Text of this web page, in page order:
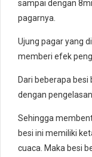
sampai dengan
pagarnya.
Ujung pagar yang
memberi efek
Dari beberapa
dengan
Sehingga
besi ini memiliki
cuaca. Maka besi